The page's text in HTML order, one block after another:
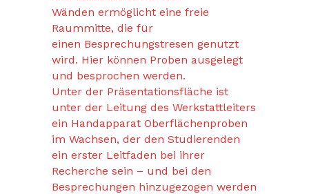
Wänden ermöglicht eine freie
Raummitte, die für
einen Besprechungstresen genutzt
wird. Hier können Proben ausgelegt
und besprochen werden.
Unter der Präsentationsfläche ist
unter der Leitung des Werkstattleiters
ein Handapparat Oberflächenproben
im Wachsen, der den Studierenden
ein erster Leitfaden bei ihrer
Recherche sein – und bei den
Besprechungen hinzugezogen werden